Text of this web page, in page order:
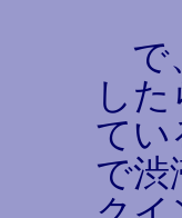
で
し
てい
で渋